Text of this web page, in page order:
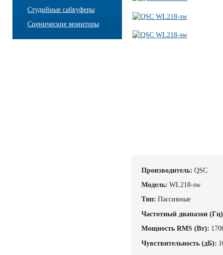
Студийные сабвуферы
Сценические мониторы
Производитель: QSC
Модель: WL218-sw
Тип: Пассивные
Частотный диапазон
Мощность RMS (Вт):
Чувствительность (дБ):